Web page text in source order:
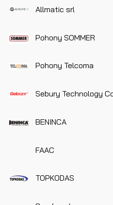
Allmatic srl
Pohony SOMMER
Pohony Telcoma
Sebury Technology
BENINCA
FAAC
TOPKODAS